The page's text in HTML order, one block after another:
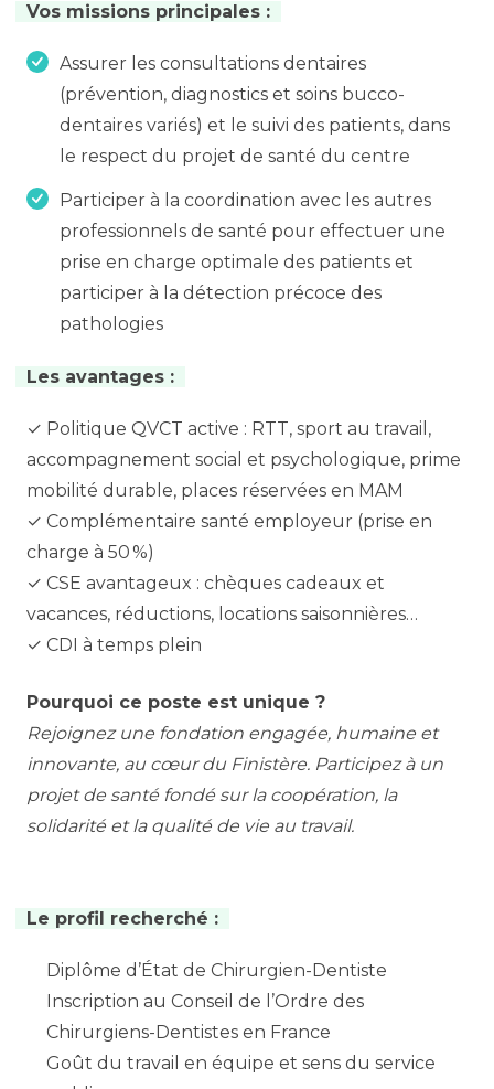
Vos missions principales :
Assurer les consultations dentaires
(prévention, diagnostics et soins bucco-
dentaires variés) et le suivi des patients, dans
le respect du projet de santé du centre
Participer à la coordination avec les autres
professionnels de santé pour effectuer une
prise en charge optimale des patients et
participer à la détection précoce des
pathologies
Les avantages :
✓ Politique QVCT active : RTT, sport au travail,
accompagnement social et psychologique, prime
mobilité durable, places réservées en MAM
✓ Complémentaire santé employeur (prise en
charge à 50 %)
✓ CSE avantageux : chèques cadeaux et
vacances, réductions, locations saisonnières…
✓ CDI à temps plein
Pourquoi ce poste est unique ?
Rejoignez une fondation engagée, humaine et
innovante, au cœur du Finistère. Participez à un
projet de santé fondé sur la coopération, la
solidarité et la qualité de vie au travail.
Le profil recherché :
Diplôme d’État de Chirurgien-Dentiste
Inscription au Conseil de l’Ordre des
Chirurgiens-Dentistes en France
Goût du travail en équipe et sens du service